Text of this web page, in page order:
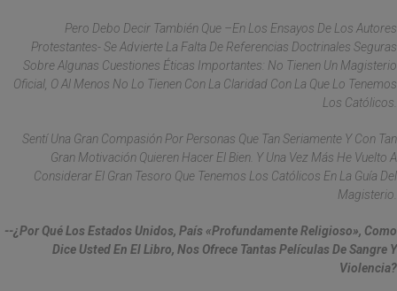
Pero Debo Decir También Que –en Los Ensayos De Los Autores
Protestantes- Se Advierte La Falta De Referencias Doctrinales Seguras
Sobre Algunas Cuestiones Éticas Importantes: No Tienen Un Magisterio
Oficial, O Al Menos No Lo Tienen Con La Claridad Con La Que Lo Tenemos
Los Católicos.
Sentí Una Gran Compasión Por Personas Que Tan Seriamente Y Con Tan
Gran Motivación Quieren Hacer El Bien. Y Una Vez Más He Vuelto A
Considerar El Gran Tesoro Que Tenemos Los Católicos En La Guía Del
Magisterio.
--¿Por Qué Los Estados Unidos, País «profundamente Religioso», Como
Dice Usted En El Libro, Nos Ofrece Tantas Películas De Sangre Y
Violencia?